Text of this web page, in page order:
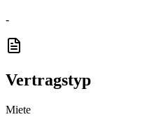
-
Vertragstyp
Miete